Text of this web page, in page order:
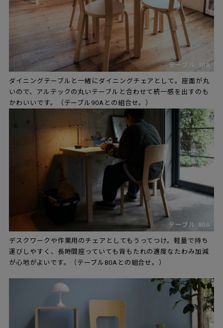
テーブル:90A
ダイニングテーブルと一緒にダイニングチェアとして。座面が丸
いので、アルテックの丸いテーブルと合わせて統一感を出すのも
かわいいです。（テーブル90Aとの組合せ。）
テーブル:80A
デスクワークや作業用のチェアとしてもうってつけ。軽量で持ち
運びしやすく、長時間座っていても背もたれの適度なたわみ加減
が心地がよいです。（テーブル80Aとの組合せ。）